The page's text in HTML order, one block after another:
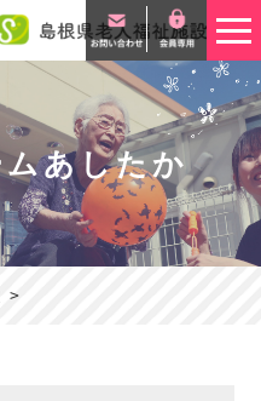
あしたか
>